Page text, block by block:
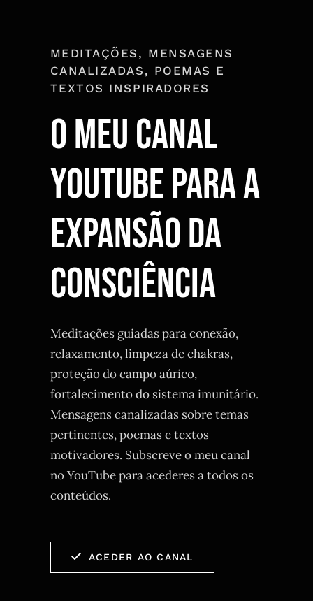
MEDITAÇÕES, MENSAGENS
CANALIZADAS, POEMAS E
TEXTOS INSPIRADORES
O MEU CANAL
yOUtUBE PARA A
EXPANSÃO DA
CONSCIÊNCIA
Meditações guiadas para conexão,
relaxamento, limpeza de chakras,
proteção do campo aúrico,
fortalecimento do sistema imunitário.
Mensagens canalizadas sobre temas
pertinentes, poemas e textos
motivadores. Subscreve o meu canal
no YouTube para acederes a todos os
conteúdos.
ACEDER AO CANAL